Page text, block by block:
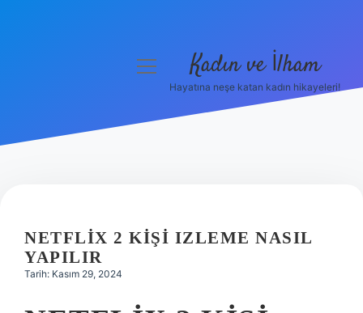
Hakkımızda
menüyü
Kadın ve İlham
Hayatına neşe katan kadın hikayeleri!
NETFLIX 2 KIŞI IZLEME NASIL
YAPILIR
Tarih: Kasım 29, 2024